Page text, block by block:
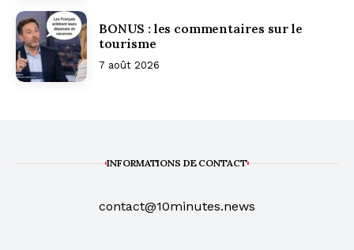
BONUS : les commentaires sur le
tourisme
7 août 2026
INFORMATIONS DE CONTACT
contact@10minutes.news